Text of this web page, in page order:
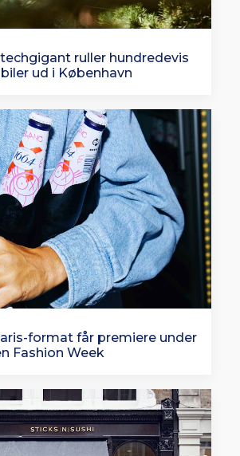
ruller hundredevis
ud i København
format får premiere under
Fashion Week